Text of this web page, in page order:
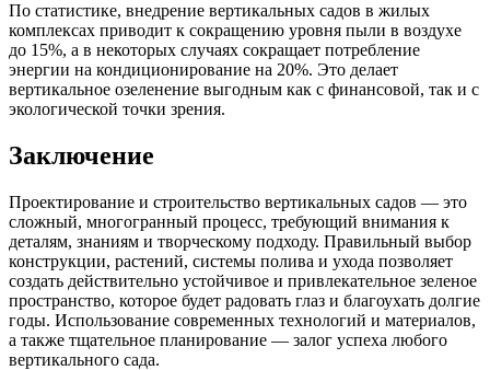
По статистике, внедрение вертикальных садов в жилых
комплексах приводит к сокращению уровня пыли в воздухе
до 15%, а в некоторых случаях сокращает потребление
энергии на кондиционирование на 20%. Это делает
вертикальное озеленение выгодным как с финансовой, так и с
экологической точки зрения.
Заключение
Проектирование и строительство вертикальных садов — это
сложный, многогранный процесс, требующий внимания к
деталям, знаниям и творческому подходу. Правильный выбор
конструкции, растений, системы полива и ухода позволяет
создать действительно устойчивое и привлекательное зеленое
пространство, которое будет радовать глаз и благоухать долгие
годы. Использование современных технологий и материалов,
а также тщательное планирование — залог успеха любого
вертикального сада.